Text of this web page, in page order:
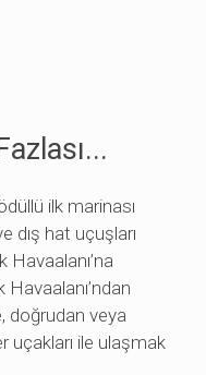
ilk marinası
dış hat uçuşları
Havaalanı’na
doğrudan veya
uçakları ile ulaşmak